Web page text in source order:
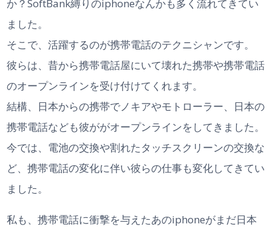
か？SoftBank縛りのiphoneなんかも多く流れてきてい
ました。
そこで、活躍するのが携帯電話のテクニシャンです。
彼らは、昔から携帯電話屋にいて壊れた携帯や携帯電話
のオープンラインを受け付けてくれます。
結構、日本からの携帯でノキアやモトローラー、日本の
携帯電話なども彼ががオープンラインをしてきました。
今では、電池の交換や割れたタッチスクリーンの交換な
ど、携帯電話の変化に伴い彼らの仕事も変化してきてい
ました。
私も、携帯電話に衝撃を与えたあのiphoneがまだ日本